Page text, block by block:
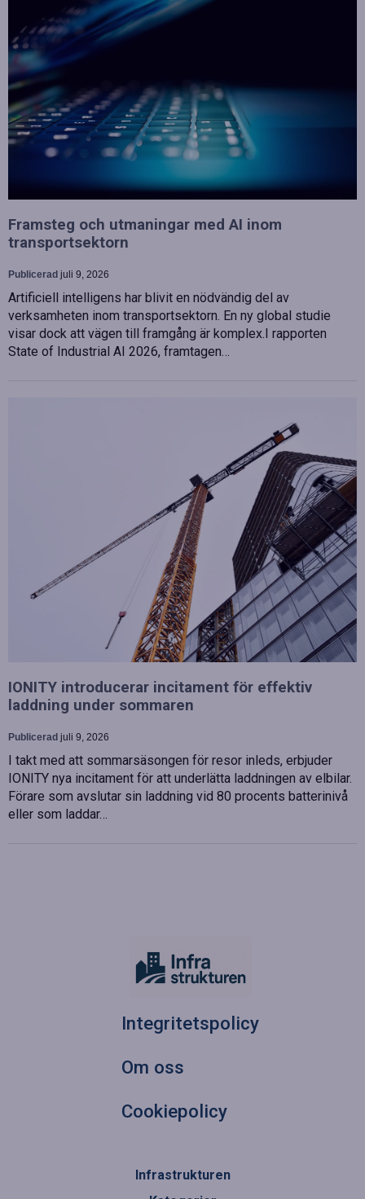
Framsteg och utmaningar med AI inom
transportsektorn
Publicerad juli 9, 2026
Artificiell intelligens har blivit en nödvändig del av
verksamheten inom transportsektorn. En ny global studie
visar dock att vägen till framgång är komplex.I rapporten
State of Industrial AI 2026, framtagen…
IONITY introducerar incitament för effektiv
laddning under sommaren
Publicerad juli 9, 2026
I takt med att sommarsäsongen för resor inleds, erbjuder
IONITY nya incitament för att underlätta laddningen av elbilar.
Förare som avslutar sin laddning vid 80 procents batterinivå
eller som laddar…
Integritetspolicy
Om oss
Cookiepolicy
Infrastrukturen